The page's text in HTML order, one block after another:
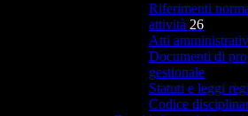
Riferimenti
attività 26
Atti
Documenti di
gestionale
Statuti e leggi
Codice